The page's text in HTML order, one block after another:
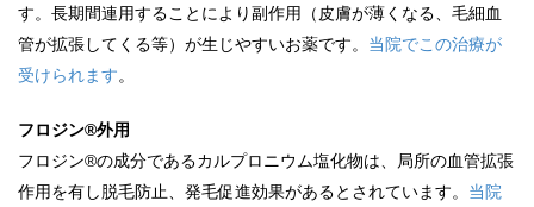
す。長期間連用することにより副作用（皮膚が薄くなる、毛細血
管が拡張してくる等）が生じやすいお薬です。 当院でこの治療が
受けられます。
フロジン®外用
フロジン®の成分であるカルプロニウム塩化物は、局所の血管拡張
作用を有し脱毛防止、発毛促進効果があるとされています。 当院